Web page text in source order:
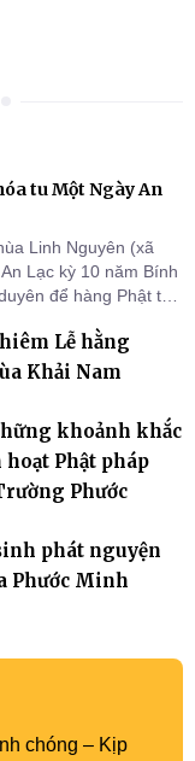
tu Một Ngày An
Linh Nguyên (xã
Lạc kỳ 10 năm Bính
để hàng Phật tử
Lễ hằng
Khải Nam
khoảnh khắc
Phật pháp
Phước
phát nguyện
Phước Minh
chóng – Kịp